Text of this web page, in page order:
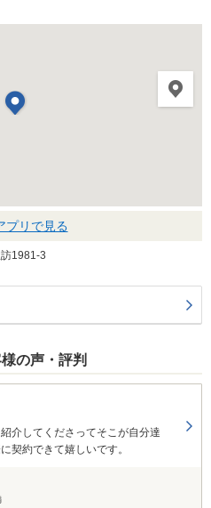
プリで見る
1981-3
の声・評判
介してくださってそこが自分達
契約できて嬉しいです。